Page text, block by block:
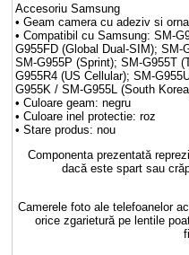
Accesoriu Samsung
• Geam camera cu adeziv si
• Compatibil cu Samsung: SM-
G955FD (Global Dual-SIM); SM-
SM-G955P (Sprint); SM-G955T
G955R4 (US Cellular); SM-
G955K / SM-G955L (South
• Culoare geam: negru
• Culoare inel protectie: roz
• Stare produs: nou
Componenta prezentată
dacă este spart sau
Camerele foto ale telefoanelor
orice zgarietură pe lentile